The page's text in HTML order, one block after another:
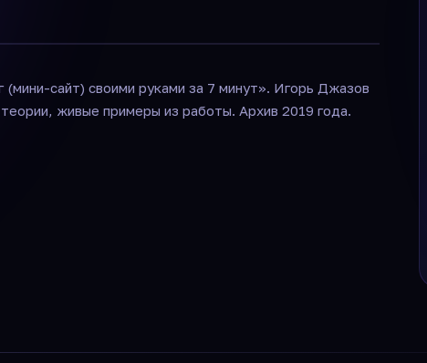
сайт) своими руками за 7 минут». Игорь Джазов
живые примеры из работы. Архив 2019 года.